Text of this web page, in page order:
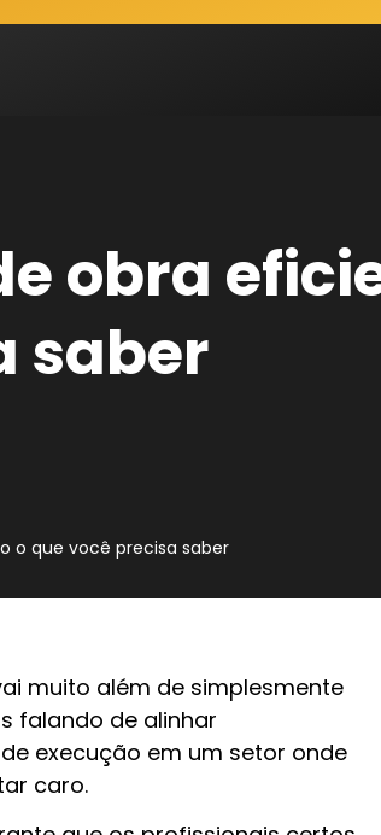
obra
saber
o que você precisa saber
muito além de simplesmente
falando de alinhar
execução em um setor onde
caro.